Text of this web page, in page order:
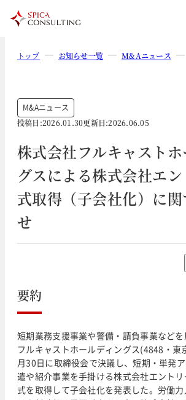
トップ お知らせ一覧 M&Aニュース
M&Aニュース
投稿日:2026.01.30更新日:2026.06.05
株式会社フルキャスト
グスによる株式会社エ
式取得（子会社化）に
せ
要約
短期業務支援事業や警備・請負事業など
フルキャストホールディングス(4848・東
月30日に取締役会で決議し、短期・単発
遣や紹介事業を手掛ける株式会社エント
式を取得して子会社化を発表した。労働